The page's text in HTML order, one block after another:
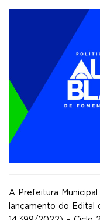
A Prefeitura
lançamento do Edital